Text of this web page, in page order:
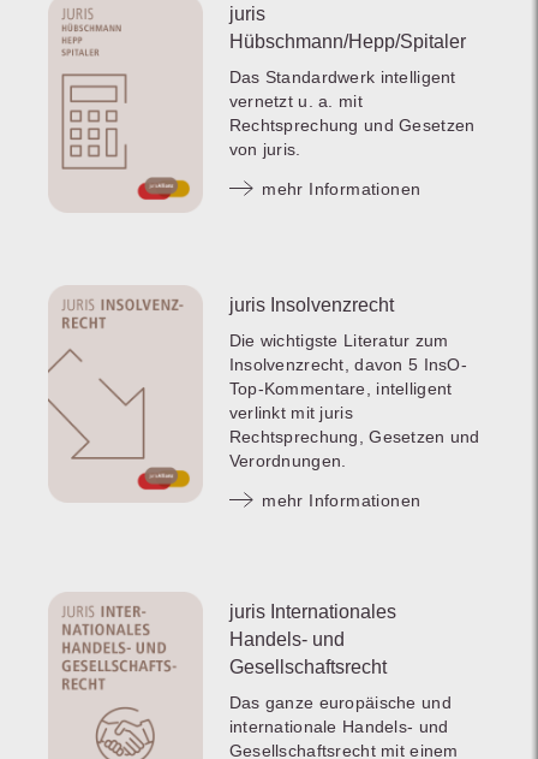
juris
Hübschmann/Hepp/Spitaler
Das Standardwerk intelligent
vernetzt u. a. mit
Rechtsprechung und Gesetzen
von juris.
mehr Informationen
juris Insolvenzrecht
Die wichtigste Literatur zum
Insolvenzrecht, davon 5 InsO-
Top-Kommentare, intelligent
verlinkt mit juris
Rechtsprechung, Gesetzen und
Verordnungen.
mehr Informationen
juris Internationales
Handels- und
Gesellschaftsrecht
Das ganze europäische und
internationale Handels- und
Gesellschaftsrecht mit einem